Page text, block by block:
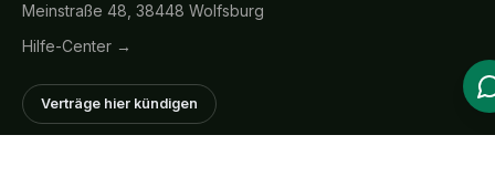
Meinstraße 48, 38448 Wolfsburg
Hilfe-Center →
Verträge hier kündigen